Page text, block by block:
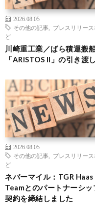
2026.08.05
その他の記事
プレスリリース
ど
川崎重工業／ばら積運搬
「ARISTOS II」の引き渡し
2026.08.05
その他の記事
プレスリリース
ど
ネバーマイル：TGR Haas
Teamとのパートナーシッ
契約を締結しました